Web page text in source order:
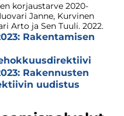
korjaustarve 2020-
Janne, Kurvinen
Arto ja Sen Tuuli. 2022.
Rakentamisen
Rakennusten
uudistus